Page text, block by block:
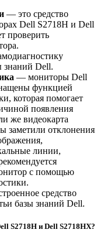
— это средство
Dell S2718H и Dell
проверить
знаний Dell.
— мониторы Dell
функцией
которая помогает
появления
же видеокарта
заметили отклонения
линии,
с помощью
средство
базы знаний Dell.
S2718H и Dell S2718HX?